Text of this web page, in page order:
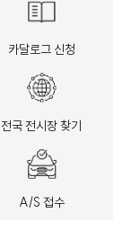
카달로그 신청
전국 전시장 찾기
A/S 접수